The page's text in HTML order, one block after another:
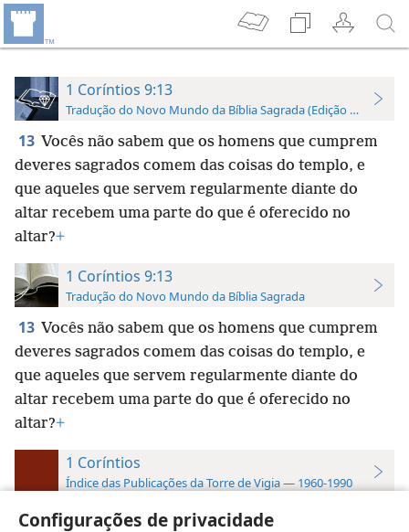
Configurações de privacidade
1 Coríntios 9:13
Tradução do Novo Mundo da Bíblia Sagrada (Edição de Estudo)
13 Vocês não sabem que os homens que cumprem
deveres sagrados comem das coisas do templo, e
que aqueles que servem regularmente diante do
altar recebem uma parte do que é oferecido no
altar?+
1 Coríntios 9:13
Tradução do Novo Mundo da Bíblia Sagrada
13 Vocês não sabem que os homens que cumprem
deveres sagrados comem das coisas do templo, e
que aqueles que servem regularmente diante do
altar recebem uma parte do que é oferecido no
altar?+
1 Coríntios
Índice das Publicações da Torre de Vigia — 1960-1990
9:13w68 758; si66 204